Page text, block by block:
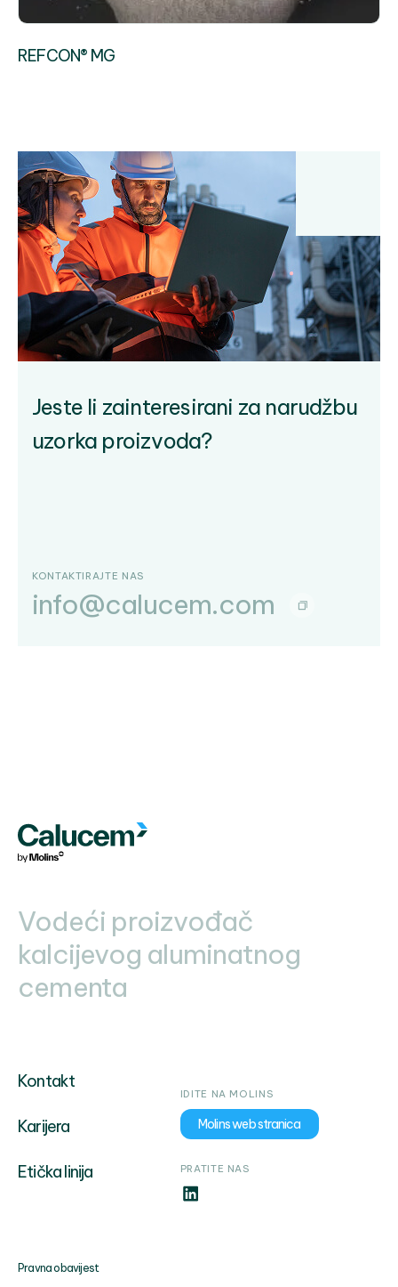
REFCON® MG
Jeste li zainteresirani za narudžbu
uzorka proizvoda?
KONTAKTIRAJTE NAS
info@calucem.com
Vodeći proizvođač
kalcijevog aluminatnog
cementa
Kontakt
Karijera
Etička linija
IDITE NA MOLINS
Molins web stranica
PRATITE NAS
Pravna obavijest